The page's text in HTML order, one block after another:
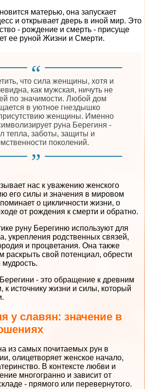
матерью, она запускает
и открывает дверь в иной мир. Это
- рождение и смерть - присуще
ее руной Жизни и Смерти.
что сила женщины, хотя и
как мужская, ничуть не
по значимости. Любой дом
в уютное гнездышко
женщины. Именно
руна Берегиня -
тепла, заботы, защиты и
поколений.
нас к уважению женского
его силы и значения в мировом
о цикличности жизни, о
от рождения к смерти и обратно.
руну Берегиню используют для
укрепления родственных связей,
и процветания. Она также
раскрыть свой потенциал, обрести
- это обращение к древним
к источнику жизни и силы, который
у славян: значение в
из самых почитаемых рун в
олицетворяет женское начало,
В контексте любви и
многогранно и зависит от
- прямого или перевернутого.